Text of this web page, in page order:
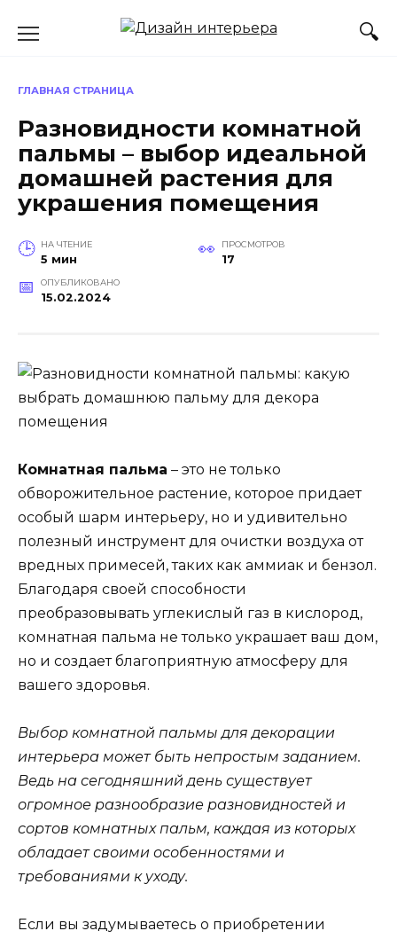
ГЛАВНАЯ СТРАНИЦА
Разновидности комнатной
пальмы – выбор идеальной
домашней растения для
украшения помещения
НА ЧТЕНИЕ
5 мин
ПРОСМОТРОВ
17
ОПУБЛИКОВАНО
15.02.2024
Комнатная пальма – это не только
обворожительное растение, которое придает
особый шарм интерьеру, но и удивительно
полезный инструмент для очистки воздуха от
вредных примесей, таких как аммиак и бензол.
Благодаря своей способности
преобразовывать углекислый газ в кислород,
комнатная пальма не только украшает ваш дом,
но и создает благоприятную атмосферу для
вашего здоровья.
Выбор комнатной пальмы для декорации
интерьера может быть непростым заданием.
Ведь на сегодняшний день существует
огромное разнообразие разновидностей и
сортов комнатных пальм, каждая из которых
обладает своими особенностями и
требованиями к уходу.
Если вы задумываетесь о приобретении